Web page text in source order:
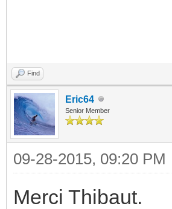
Find
Eric64
Senior Member
09-28-2015, 09:20 PM
Merci Thibaut.